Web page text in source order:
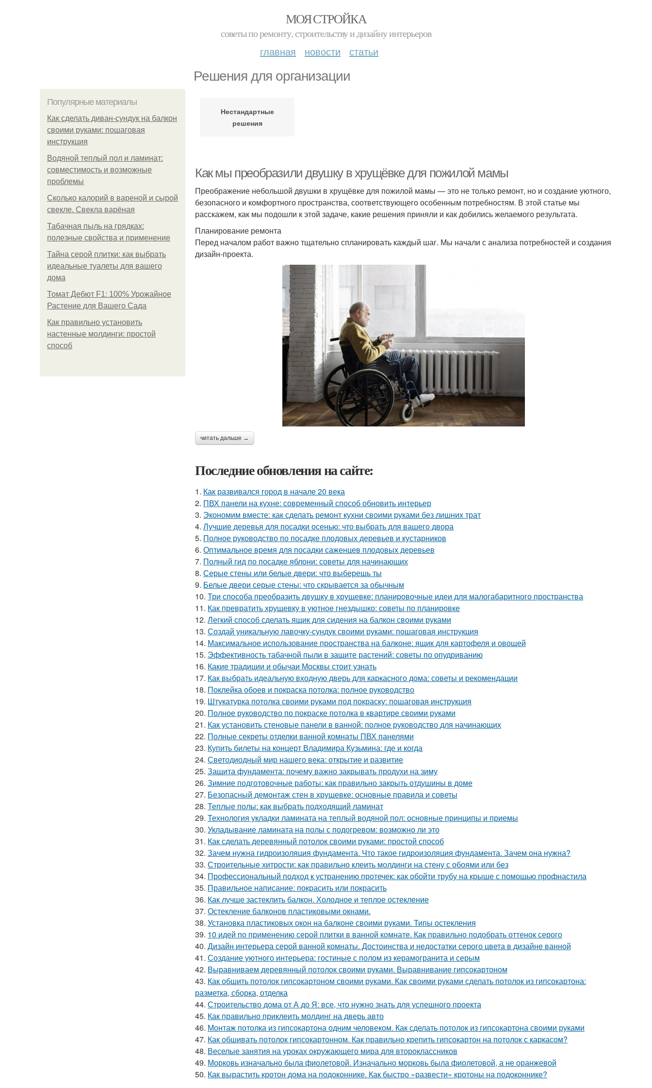
МОЯ СТРОЙКА
советы по ремонту, строительству и дизайну интерьеров
главная новости статьи
Решения для организации
Популярные материалы
Как сделать диван-сундук на балкон
своими руками: пошаговая
инструкция
Водяной теплый пол и ламинат:
совместимость и возможные
проблемы
Сколько калорий в вареной и сырой
свекле. Свекла варёная
Табачная пыль на грядках:
полезные свойства и применение
Тайна серой плитки: как выбрать
идеальные туалеты для вашего
дома
Томат Дебют F1: 100% Урожайное
Растение для Вашего Сада
Как правильно установить
настенные молдинги: простой
способ
Нестандартные
решения
Как мы преобразили двушку в хрущёвке для пожилой мамы
Преображение небольшой двушки в хрущёвке для пожилой мамы — это не только ремонт, но и создание уютного,
безопасного и комфортного пространства, соответствующего особенным потребностям. В этой статье мы
расскажем, как мы подошли к этой задаче, какие решения приняли и как добились желаемого результата.
Планирование ремонта
Перед началом работ важно тщательно спланировать каждый шаг. Мы начали с анализа потребностей и создания
дизайн-проекта.
читать дальше →
Последние обновления на сайте:
1. Как развивался город в начале 20 века
2. ПВХ панели на кухне: современный способ обновить интерьер
3. Экономим вместе: как сделать ремонт кухни своими руками без лишних трат
4. Лучшие деревья для посадки осенью: что выбрать для вашего двора
5. Полное руководство по посадке плодовых деревьев и кустарников
6. Оптимальное время для посадки саженцев плодовых деревьев
7. Полный гид по посадке яблони: советы для начинающих
8. Серые стены или белые двери: что выберешь ты
9. Белые двери серые стены: что скрывается за обычным
10. Три способа преобразить двушку в хрущевке: планировочные идеи для малогабаритного пространства
11. Как превратить хрущевку в уютное гнездышко: советы по планировке
12. Легкий способ сделать ящик для сидения на балкон своими руками
13. Создай уникальную лавочку-сундук своими руками: пошаговая инструкция
14. Максимальное использование пространства на балконе: ящик для картофеля и овощей
15. Эффективность табачной пыли в защите растений: советы по опудриванию
16. Какие традиции и обычаи Москвы стоит узнать
17. Как выбрать идеальную входную дверь для каркасного дома: советы и рекомендации
18. Поклейка обоев и покраска потолка: полное руководство
19. Штукатурка потолка своими руками под покраску: пошаговая инструкция
20. Полное руководство по покраске потолка в квартире своими руками
21. Как установить стеновые панели в ванной: полное руководство для начинающих
22. Полные секреты отделки ванной комнаты ПВХ панелями
23. Купить билеты на концерт Владимира Кузьмина: где и когда
24. Светодиодный мир нашего века: открытие и развитие
25. Защита фундамента: почему важно закрывать продухи на зиму
26. Зимние подготовочные работы: как правильно закрыть отдушины в доме
27. Безопасный демонтаж стен в хрущевке: основные правила и советы
28. Теплые полы: как выбрать подходящий ламинат
29. Технология укладки ламината на теплый водяной пол: основные принципы и приемы
30. Укладывание ламината на полы с подогревом: возможно ли это
31. Как сделать деревянный потолок своими руками: простой способ
32. Зачем нужна гидроизоляция фундамента. Что такое гидроизоляция фундамента. Зачем она нужна?
33. Строительные хитрости: как правильно клеить молдинги на стену с обоями или без
34. Профессиональный подход к устранению протечек: как обойти трубу на крыше с помощью профнастила
35. Правильное написание: покрасить или покрасить
36. Как лучше застеклить балкон. Холодное и теплое остекление
37. Остекление балконов пластиковыми окнами.
38. Установка пластиковых окон на балконе своими руками. Типы остекления
39. 10 идей по применению серой плитки в ванной комнате. Как правильно подобрать оттенок серого
40. Дизайн интерьера серой ванной комнаты. Достоинства и недостатки серого цвета в дизайне ванной
41. Создание уютного интерьера: гостиные с полом из керамогранита и серым
42. Выравниваем деревянный потолок своими руками. Выравнивание гипсокартоном
43. Как обшить потолок гипсокартоном своими руками. Как своими руками сделать потолок из гипсокартона:
разметка, сборка, отделка
44. Строительство дома от А до Я: все, что нужно знать для успешного проекта
45. Как правильно приклеить молдинг на дверь авто
46. Монтаж потолка из гипсокартона одним человеком. Как сделать потолок из гипсокартона своими руками
47. Как обшивать потолок гипсокартонном. Как правильно крепить гипсокартон на потолок с каркасом?
48. Веселые занятия на уроках окружающего мира для второклассников
49. Морковь изначально была фиолетовой. Изначально морковь была фиолетовой, а не оранжевой
50. Как вырастить кротон дома на подоконнике. Как быстро «развести» кротоны на подоконнике?